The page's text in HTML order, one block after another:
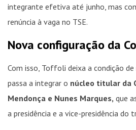
integrante efetiva até junho, mas
renúncia à vaga no TSE.
Nova configuração da
Com isso, Toffoli deixa a condição
passa a integrar o núcleo titular da
Mendonça e Nunes Marques, que
a presidência e a vice-presidência do